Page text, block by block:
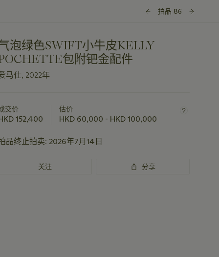
拍品 86
泡绿色SWIFT小牛皮KELLY
包附钯金配件
马仕, 2022年
交价
152,400
估价
HKD 60,000 - HKD 100,000
品终止拍卖: 2026年7月14日
关注 分享